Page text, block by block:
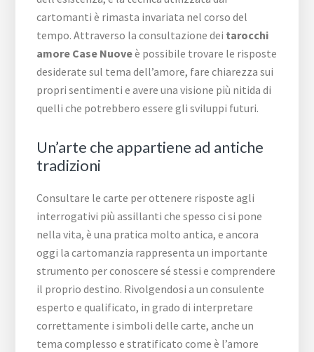
cartomanti è rimasta invariata nel corso del
tempo. Attraverso la consultazione dei tarocchi
amore Case Nuoveè possibile trovare le risposte
desiderate sul tema dell’amore, fare chiarezza sui
propri sentimenti e avere una visione più nitida di
quelli che potrebbero essere gli sviluppi futuri.
Un’arte che appartiene ad antiche
tradizioni
Consultare le carte per ottenere risposte agli
interrogativi più assillanti che spesso ci si pone
nella vita, è una pratica molto antica, e ancora
oggi la cartomanzia rappresenta un importante
strumento per conoscere sé stessi e comprendere
il proprio destino. Rivolgendosi a un consulente
esperto e qualificato, in grado di interpretare
correttamente i simboli delle carte, anche un
tema complesso e stratificato come è l’amore